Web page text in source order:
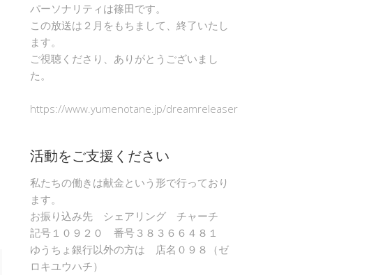
パーソナリティは篠田です。
この放送は２月をもちまして、終了いたし
ます。
ご視聴くださり、ありがとうございまし
た。
https://www.yumenotane.jp/dreamreleaser
活動をご支援ください
私たちの働きは献金という形で行っており
ます。
お振り込み先 シェアリング チャーチ
記号１０９２０ 番号３８３６６４８１
ゆうちょ銀行以外の方は 店名０９８（ゼ
ロキユウハチ）